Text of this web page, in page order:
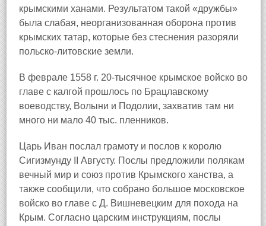
крымскими ханами. Результатом такой «дружбы»
была слабая, неорганизованная оборона против
крымских татар, которые без стеснения разоряли
польско-литовские земли.
В феврале 1558 г. 20-тысячное крымское войско во
главе с калгой прошлось по Брацлавскому
воеводству, Волыни и Подолии, захватив там ни
много ни мало 40 тыс. пленников.
Царь Иван послал грамоту и послов к королю
Сигизмунду II Августу. Послы предложили полякам
вечный мир и союз против Крымского ханства, а
также сообщили, что собрано большое московское
войско во главе с Д. Вишневецким для похода на
Крым. Согласно царским инструкциям, послы